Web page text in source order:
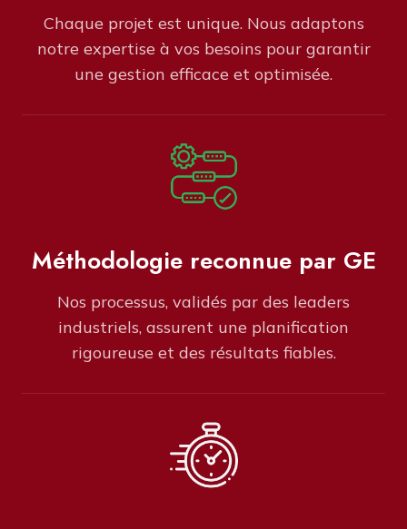
Chaque projet est unique. Nous adaptons
notre expertise à vos besoins pour garantir
une gestion efficace et optimisée.
Méthodologie reconnue par GE
Nos processus, validés par des leaders
industriels, assurent une planification
rigoureuse et des résultats fiables.